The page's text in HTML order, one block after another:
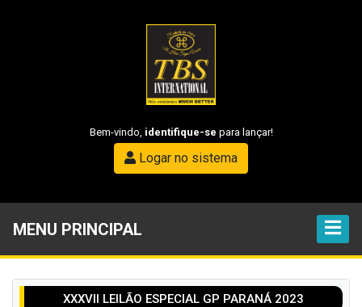
Bem-vindo, identifique-se para lançar!
Logar no sistema
MENU PRINCIPAL
XXXVII LEILÃO ESPECIAL GP PARANÁ 2023